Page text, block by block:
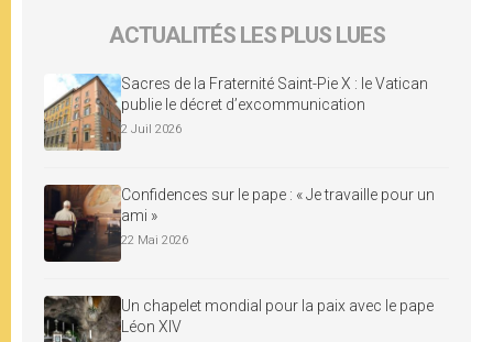
ACTUALITÉS LES PLUS LUES
Sacres de la Fraternité Saint-Pie X : le Vatican
publie le décret d’excommunication
2 Juil 2026
Confidences sur le pape : « Je travaille pour un
ami »
22 Mai 2026
Un chapelet mondial pour la paix avec le pape
Léon XIV